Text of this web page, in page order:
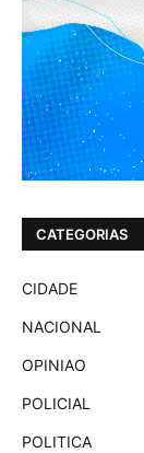
CATEGORIAS
CIDADE
NACIONAL
OPINIAO
POLICIAL
POLITICA